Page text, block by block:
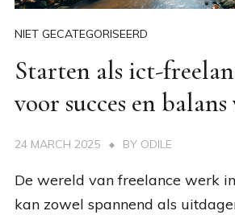
NIET GECATEGORISEERD
Starten als ict-
voor succes en
24 MARCH 2025 BY ODILE
De wereld van freelance werk
kan zowel spannend als